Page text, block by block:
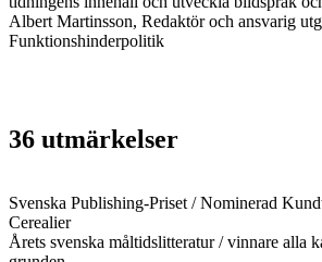
Albert Martinsson, Redaktör och ansvarig
Funktionshinderpolitik
36 utmärkelser
Svenska Publishing-Priset / Nominerad
Cerealier
Årets svenska måltidslitteratur / vinnare alla